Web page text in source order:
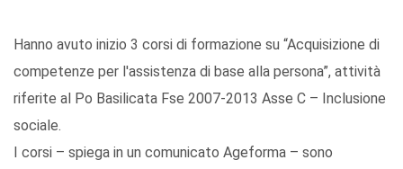
Hanno avuto inizio 3 corsi di formazione su “Acquisizione di
competenze per l'assistenza di base alla persona”, attività
riferite al Po Basilicata Fse 2007-2013 Asse C – Inclusione
sociale.
I corsi – spiega in un comunicato Ageforma – sono